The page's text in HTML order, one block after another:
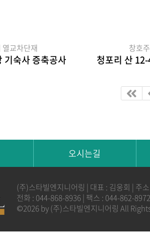
열교차단재
기숙사 증축공사
창호
청포리 산
오시는길
(주)스타빌엔지니어링 | 대표 : 김웅회 | 주
전화 : 044-868-8936 | 팩스 : 044-862-
©2026 by (주)스타빌엔지니어링 All